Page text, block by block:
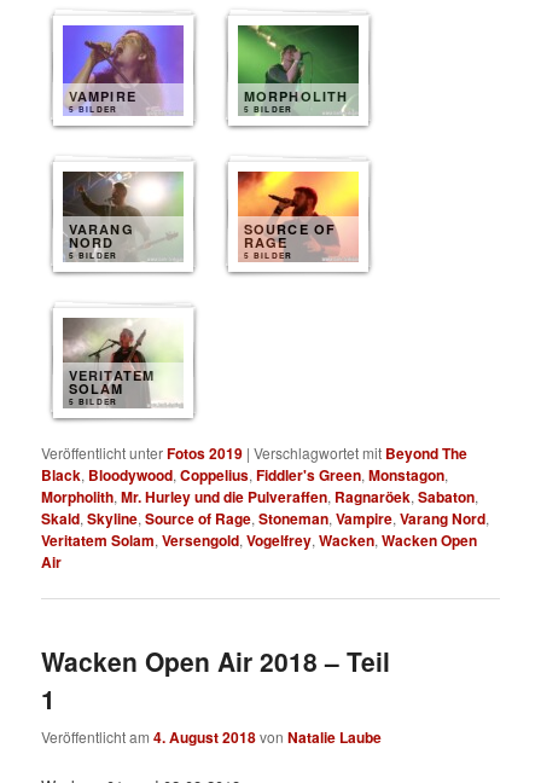
VAMPIRE
5 BILDER
MORPHOLITH
5 BILDER
VARANG
NORD
5 BILDER
SOURCE OF
RAGE
5 BILDER
VERITATEM
SOLAM
5 BILDER
Veröffentlicht unterFotos 2019 |Verschlagwortet mit Beyond The
Black, Bloodywood,Coppelius,Fiddler's Green,Monstagon,
Morpholith,Mr. Hurley und die Pulveraffen, Ragnaröek,Sabaton,
Skald,Skyline,Source of Rage,Stoneman,Vampire,Varang Nord,
Veritatem Solam,Versengold,Vogelfrey,Wacken,Wacken Open
Air
Wacken Open Air 2018 – Teil
1
Veröffentlicht am4. August 2018vonNatalie Laube